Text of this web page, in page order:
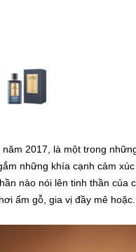
năm 2017, là một trong
những khía cạnh cảm
nào nói lên tinh thần
ấm gỗ, gia vị đầy mê hoặc.